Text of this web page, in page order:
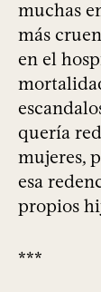
muchas
más
en el
quería
mujeres,
esa
propios
***